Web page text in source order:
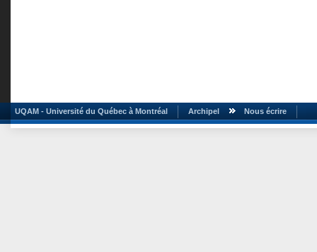
UQAM - Université du Québec à Montréal Archipel Nous écrire